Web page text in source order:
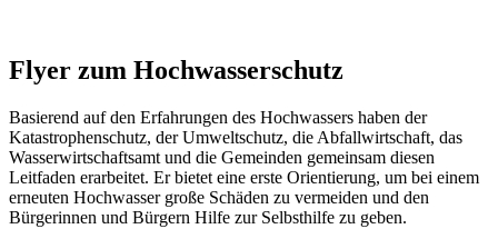
Flyer zum Hochwasserschutz
Basierend auf den Erfahrungen des Hochwassers haben der
Katastrophenschutz, der Umweltschutz, die Abfallwirtschaft, das
Wasserwirtschaftsamt und die Gemeinden gemeinsam diesen
Leitfaden erarbeitet. Er bietet eine erste Orientierung, um bei einem
erneuten Hochwasser große Schäden zu vermeiden und den
Bürgerinnen und Bürgern Hilfe zur Selbsthilfe zu geben.